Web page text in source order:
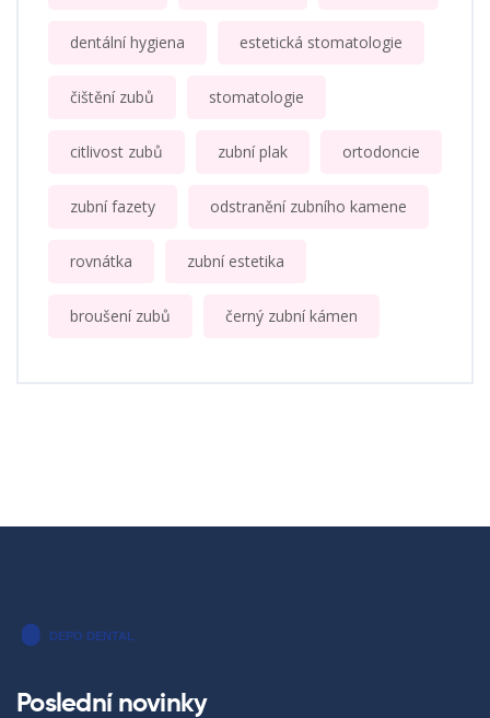
dentální hygiena estetická stomatologie
čištění zubů stomatologie
citlivost zubů zubní plak ortodoncie
zubní fazety odstranění zubního kamene
rovnátka zubní estetika
broušení zubů černý zubní kámen
Poslední novinky